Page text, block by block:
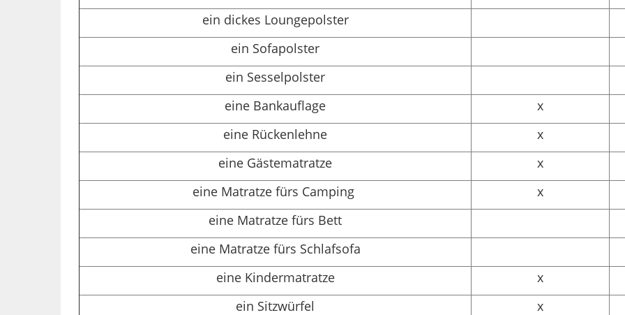
ein dickes Loungepolster
ein Sofapolster
ein Sesselpolster
eine Bankauflage
x
eine Rückenlehne
x
eine Gästematratze
x
eine Matratze fürs Camping
x
eine Matratze fürs Bett
eine Matratze fürs Schlafsofa
eine Kindermatratze
x
ein Sitzwürfel
x